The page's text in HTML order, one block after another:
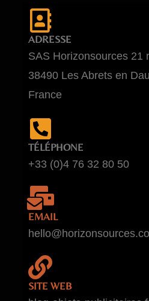
ADRESSE
SAS Horizonsources 21
38490 Les Abrets en
France
TÉLÉPHONE
+33 (0)4 76 32 80 50
EMAIL
SITE WEB